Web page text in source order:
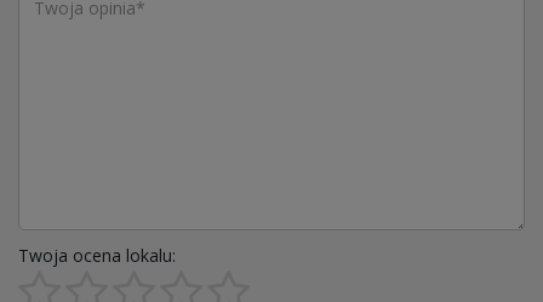
Twoja ocena lokalu: